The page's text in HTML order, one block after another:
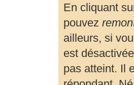
En cliquant
pouvez
ailleurs, si
est
pas atteint. Il